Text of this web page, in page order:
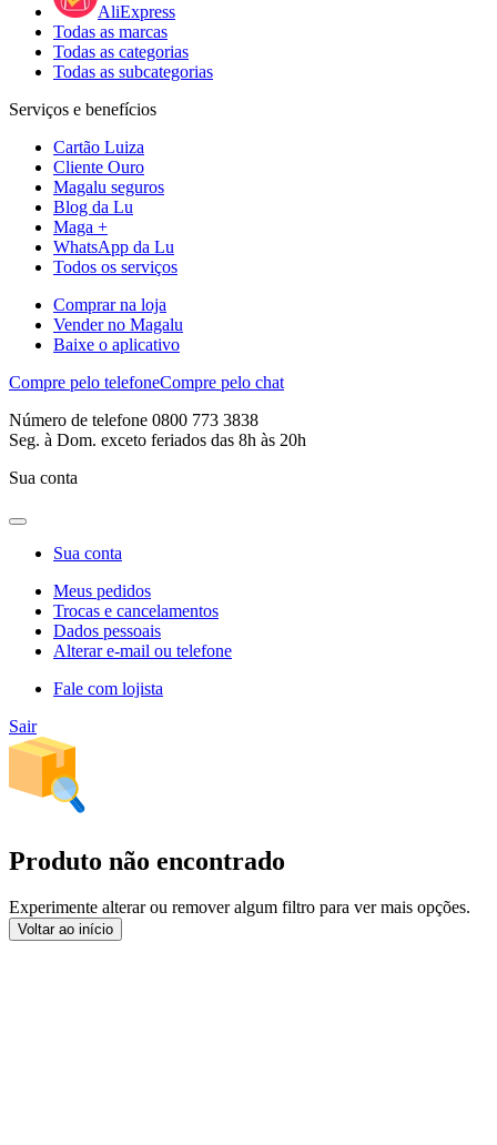
AliExpress
Todas as marcas
Todas as categorias
Todas as subcategorias
Serviços e benefícios
Cartão Luiza
Cliente Ouro
Magalu seguros
Blog da Lu
Maga +
WhatsApp da Lu
Todos os serviços
Comprar na loja
Vender no Magalu
Baixe o aplicativo
Compre pelo telefoneCompre pelo chat
Número de telefone 0800 773 3838
Seg. à Dom. exceto feriados das 8h às 20h
Sua conta
Sua conta
Meus pedidos
Trocas e cancelamentos
Dados pessoais
Alterar e-mail ou telefone
Fale com lojista
Sair
Produto não encontrado
Experimente alterar ou remover algum filtro para ver mais opções.
Voltar ao início